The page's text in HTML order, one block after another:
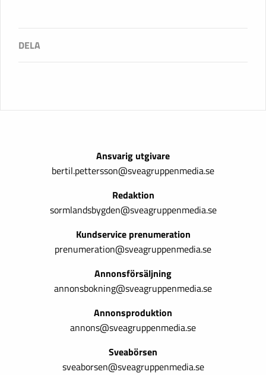
Ansvarig utgivare
bertil.pettersson@sveagruppenmedia.se
Redaktion
sormlandsbygden@sveagruppenmedia.se
Kundservice prenumeration
prenumeration@sveagruppenmedia.se
Annonsförsäljning
annonsbokning@sveagruppenmedia.se
Annonsproduktion
annons@sveagruppenmedia.se
Sveabörsen
sveaborsen@sveagruppenmedia.se